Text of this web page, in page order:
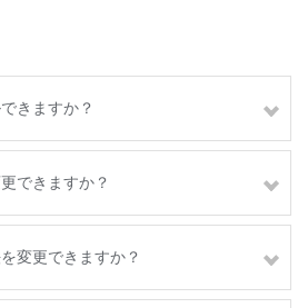
きますか？
できますか？
変更できますか？